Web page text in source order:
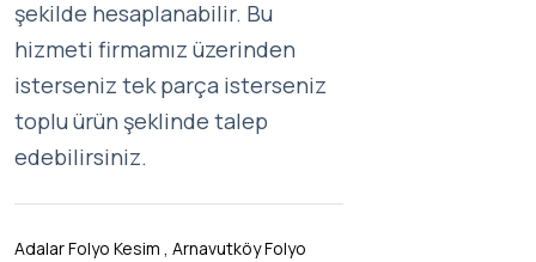
şekilde hesaplanabilir. Bu
hizmeti firmamız üzerinden
isterseniz tek parça isterseniz
toplu ürün şeklinde talep
edebilirsiniz.
Adalar Folyo Kesim , Arnavutköy Folyo